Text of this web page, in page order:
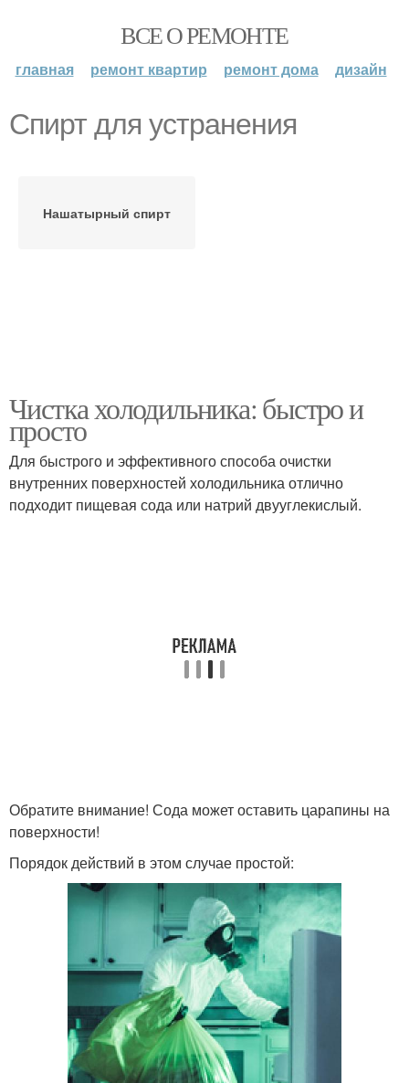
ВСЕ О РЕМОНТЕ
главная ремонт квартир ремонт дома дизайн
Спирт для устранения
Нашатырный спирт
Чистка холодильника: быстро и
просто
Для быстрого и эффективного способа очистки
внутренних поверхностей холодильника отлично
подходит пищевая сода или натрий двууглекислый.
Обратите внимание! Сода может оставить царапины на
поверхности!
Порядок действий в этом случае простой: